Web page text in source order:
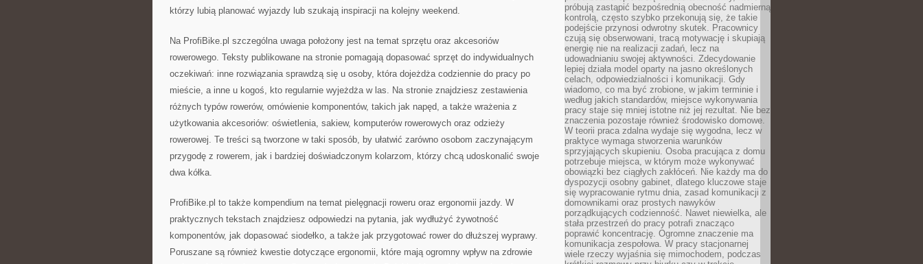
którzy lubią planować wyjazdy lub szukają inspiracji na kolejny weekend.
Na ProfiBike.pl szczególna uwaga położony jest na temat sprzętu oraz akcesoriów
rowerowego. Teksty publikowane na stronie pomagają dopasować sprzęt do indywidualnych
oczekiwań: inne rozwiązania sprawdzą się u osoby, która dojeżdża codziennie do pracy po
mieście, a inne u kogoś, kto regularnie wyjeżdża w las. Na stronie znajdziesz zestawienia
różnych typów rowerów, omówienie komponentów, takich jak napęd, a także wrażenia z
użytkowania akcesoriów: oświetlenia, sakiew, komputerów rowerowych oraz odzieży
rowerowej. Te treści są tworzone w taki sposób, by ułatwić zarówno osobom zaczynającym
przygodę z rowerem, jak i bardziej doświadczonym kolarzom, którzy chcą udoskonalić swoje
dwa kółka.
ProfiBike.pl to także kompendium na temat pielęgnacji roweru oraz ergonomii jazdy. W
praktycznych tekstach znajdziesz odpowiedzi na pytania, jak wydłużyć żywotność
komponentów, jak dopasować siodełko, a także jak przygotować rower do dłuższej wyprawy.
Poruszane są również kwestie dotyczące ergonomii, które mają ogromny wpływ na zdrowie
próbują zastąpić bezpośrednią obecność nadmierną
kontrolą, często szybko przekonują się, że takie
podejście przynosi odwrotny skutek. Pracownicy
czują się obserwowani, tracą motywację i skupiają
energię nie na realizacji zadań, lecz na
udowadnianiu swojej aktywności. Zdecydowanie
lepiej działa model oparty na jasno określonych
celach, odpowiedzialności i komunikacji. Gdy
wiadomo, co ma być zrobione, w jakim terminie i
według jakich standardów, miejsce wykonywania
pracy staje się mniej istotne niż jej rezultat. Nie bez
znaczenia pozostaje również środowisko domowe.
W teorii praca zdalna wydaje się wygodna, lecz w
praktyce wymaga stworzenia warunków
sprzyjających skupieniu. Osoba pracująca z domu
potrzebuje miejsca, w którym może wykonywać
obowiązki bez ciągłych zakłóceń. Nie każdy ma do
dyspozycji osobny gabinet, dlatego kluczowe staje
się wypracowanie rytmu dnia, zasad komunikacji z
domownikami oraz prostych nawyków
porządkujących codzienność. Nawet niewielka, ale
stała przestrzeń do pracy potrafi znacząco
poprawić koncentrację. Ogromne znaczenie ma
komunikacja zespołowa. W pracy stacjonarnej
wiele rzeczy wyjaśnia się mimochodem, podczas